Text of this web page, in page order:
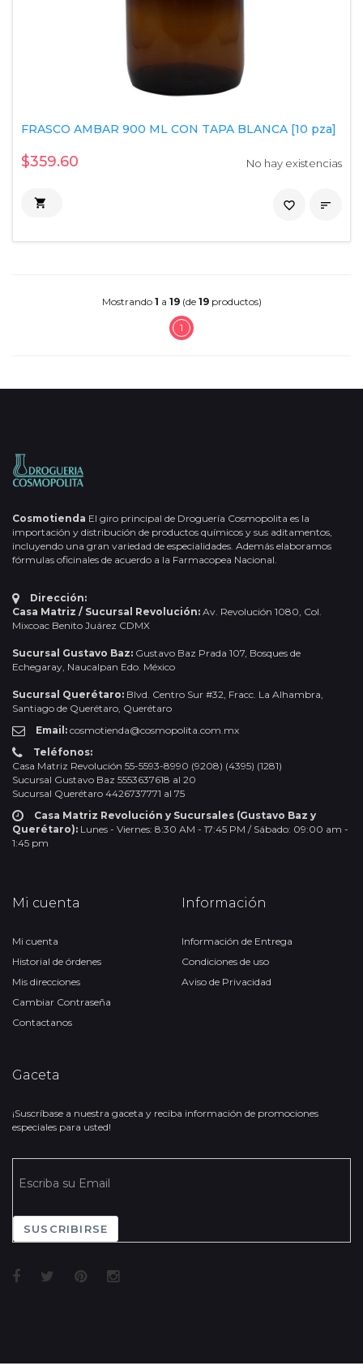
FRASCO AMBAR 900 ML CON TAPA BLANCA [10 pza]
$359.60 No hay existencias
 
favorite_border
Mostrando 1 a 19(de 19productos)
1
Cosmotienda El giro principal de Droguería Cosmopolita es la
importación y distribución de productos químicos y sus aditamentos,
incluyendo una gran variedad de especialidades. Además elaboramos
fórmulas oficinales de acuerdo a la Farmacopea Nacional.
Dirección:
Casa Matriz / Sucursal Revolución: Av. Revolución 1080, Col.
Mixcoac Benito Juárez CDMX
Sucursal Gustavo Baz: Gustavo Baz Prada 107, Bosques de
Echegaray, Naucalpan Edo. México
Sucursal Querétaro: Blvd. Centro Sur #32, Fracc. La Alhambra,
Santiago de Querétaro, Querétaro
Email: cosmotienda@cosmopolita.com.mx
Teléfonos:
Casa Matriz Revolución 55-5593-8990 (9208) (4395) (1281)
Sucursal Gustavo Baz 5553637618 al 20
Sucursal Querétaro 4426737771 al 75
Casa Matriz Revolución y Sucursales (Gustavo Baz y
Querétaro): Lunes - Viernes: 8:30 AM - 17:45 PM / Sábado: 09:00 am -
1:45 pm
Mi cuenta
Mi cuenta
Historial de órdenes
Mis direcciones
Cambiar Contraseña
Contactanos
Información
Información de Entrega
Condiciones de uso
Aviso de Privacidad
Gaceta
¡Suscríbase a nuestra gaceta y reciba información de promociones
especiales para usted!
SUSCRIBIRSE